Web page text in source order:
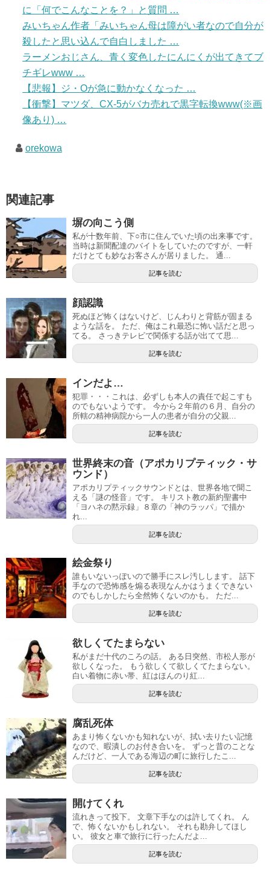
に「何でこんなことを？」と質問 …
みいちゃん作者「みいちゃん母は障がい者なので自分が
殺したと思い込んで自白しました …
ラーメンおじさん、青く変色したにんにくが出てきてブ
チギレwww …
【悲報】ジ・Oが急に動かなくなった …
【衝撃】マツダ、CX-5がバカ売れで黒字転換www(※画
像あり) …
orekowa
関連記事
塀の向こう側
私が十数年前、下○市に住んでいた頃の出来事です。
当時は新聞配達のバイトをしていたのですが、一軒
だけとても妙なお客さんが居りました。 通...
記事を読む
顔認識
死ぬほど怖くはないけど、じんわりと背筋が固まる
ような話を。 ただ、俺はこれ最恐に怖い話だと思っ
てる。 さっきテレビで関係する話が出てて思...
記事を読む
インだよ…
犯罪・・・これは、必ずしも本人の責任で起こすも
のでもないようです。 今から２年前の６月、自分の
所轄の精神病院から一人の患者が自分の父親...
記事を読む
世界終末の音（アポカリプティック・サ
ウンド）
アポカリプティックサウンドとは、世界各地で聞こ
える「謎の怪音」です。 キリスト教の新約聖書中
「ヨハネの黙示録」８章の「神のラッパ」で描か
れ...
記事を読む
絵金祭り
誰もいないっぽいので勝手にスレ汚しします。 話下
手なので恐怖感を煽る表現なんかはうまくできない
のでもしかしたら全然怖くないのかも。 ただ...
記事を読む
欲しくてたまらない
私がまだ十代のころの話。 ある日突然、市松人形が
欲しくなった。 もう欲しくて欲しくてたまらない。
白い着物に赤い帯、紅はほんのり紅...
記事を読む
腐乱死体
あまり怖くないかも知れないが、拭い去りたい記憶
なので、暇潰しのお付き合いを。 ずっと昔のことな
んだけど、一人である海辺の町に旅行したこ...
記事を読む
開けてくれ
流れきって投下。 文章下手なのは許してくれ。 ん
で、怖くないかもしれない。 それも勘弁してほし
い。 彼女と車で旅行に行ったんだよ...
記事を読む